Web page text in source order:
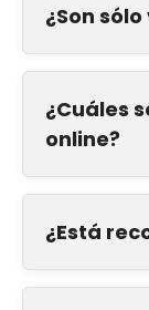
¿Son
¿Cuáles
online?
¿Está